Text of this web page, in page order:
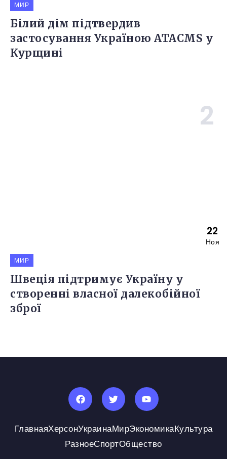
МИР
Білий дім підтвердив
застосування Україною ATACMS у
Курщині
22
Ноя
МИР
Швеція підтримує Україну у
створенні власної далекобійної
зброї
ГлавнаяХерсонУкраинаМирЭкономикаКультура
РазноеСпортОбщество